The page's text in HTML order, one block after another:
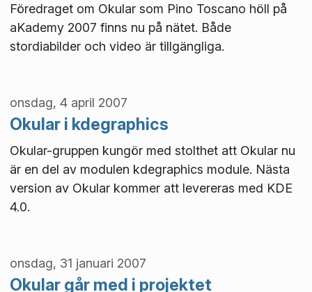
Föredraget om Okular som Pino Toscano höll på
aKademy 2007 finns nu på nätet. Både
stordiabilder och video är tillgängliga.
onsdag, 4 april 2007
Okular i kdegraphics
Okular-gruppen kungör med stolthet att Okular nu
är en del av modulen kdegraphics module. Nästa
version av Okular kommer att levereras med KDE
4.0.
onsdag, 31 januari 2007
Okular går med i projektet